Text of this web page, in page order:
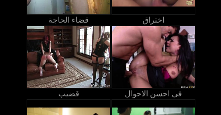
قضاء الحاجة اختراق
قضيب في احسن الاحوال